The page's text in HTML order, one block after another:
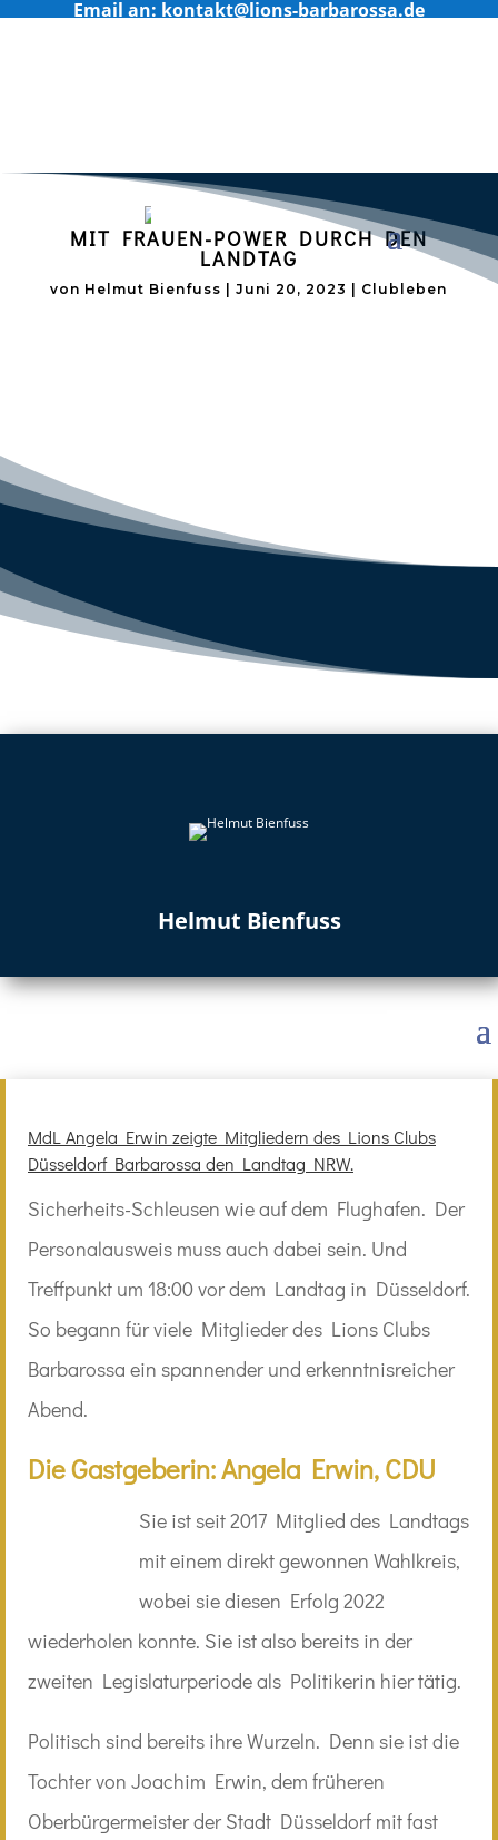
Email an: kontakt@lions-barbarossa.de
MIT FRAUEN-POWER DURCH DEN
LANDTAG
von Helmut Bienfuss |Juni 20, 2023 Clubleben
Helmut Bienfuss
MdL Angela Erwin zeigte Mitgliedern des Lions Clubs
Düsseldorf Barbarossa den Landtag NRW.
Sicherheits-Schleusen wie auf dem Flughafen. Der
Personalausweis muss auch dabei sein. Und
Treffpunkt um 18:00 vor dem Landtag in Düsseldorf.
So begann für viele Mitglieder des Lions Clubs
Barbarossa ein spannender und erkenntnisreicher
Abend.
Die Gastgeberin:Angela Erwin, CDU
Sie ist seit 2017 Mitglied des Landtags
mit einem direkt gewonnen Wahlkreis,
wobei sie diesen Erfolg 2022
wiederholen konnte. Sie ist also bereits in der
zweiten Legislaturperiode als Politikerin hier tätig.
Politisch sind bereits ihre Wurzeln. Denn sie ist die
Tochter von Joachim Erwin, dem früheren
Oberbürgermeister der Stadt Düsseldorf mit fast